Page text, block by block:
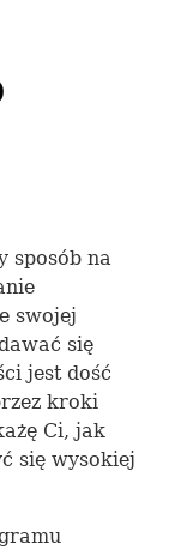
sposób na
swojej
się
jest dość
kroki
Ci, jak
się wysokiej